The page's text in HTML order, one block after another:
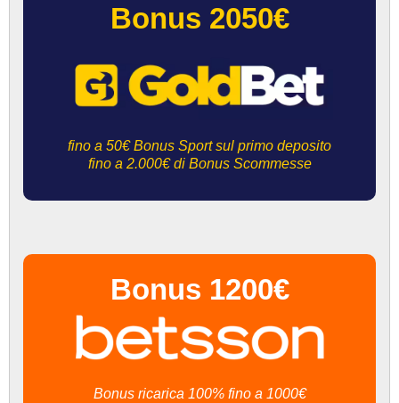
Bonus 2050€
fino a 50€ Bonus Sport sul primo deposito
fino a 2.000€ di Bonus Scommesse
Bonus 1200€
Bonus ricarica 100% fino a 1000€